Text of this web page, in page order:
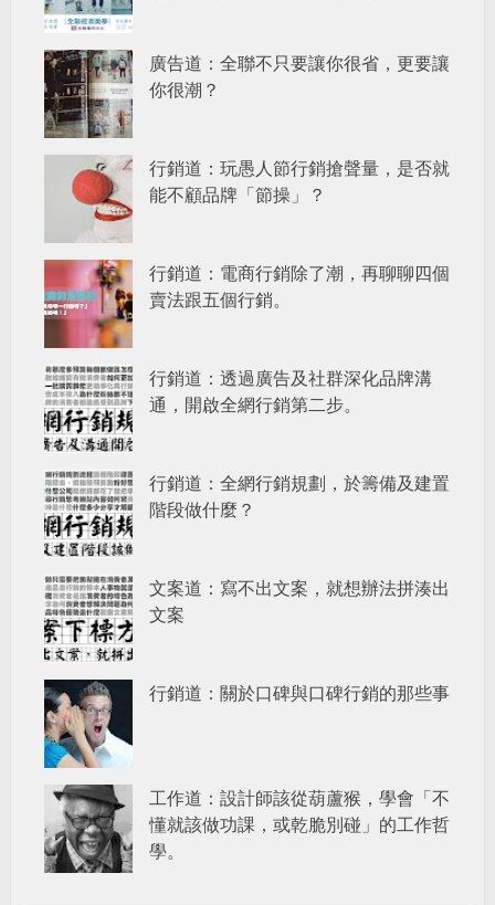
廣告道：全聯不只要讓你很省，更要讓
你很潮？
行銷道：玩愚人節行銷搶聲量，是否就
能不顧品牌「節操」？
行銷道：電商行銷除了潮，再聊聊四個
賣法跟五個行銷。
行銷道：透過廣告及社群深化品牌溝
通，開啟全網行銷第二步。
行銷道：全網行銷規劃，於籌備及建置
階段做什麼？
文案道：寫不出文案，就想辦法拼湊出
文案
行銷道：關於口碑與口碑行銷的那些事
工作道：設計師該從葫蘆猴，學會「不
懂就該做功課，或乾脆別碰」的工作哲
學。